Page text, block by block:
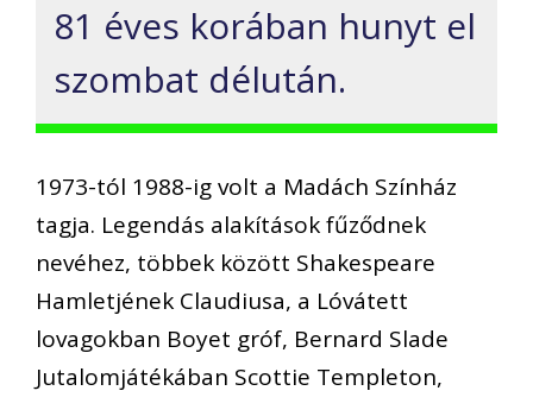
81 éves korában hunyt el
szombat délután.
1973-tól 1988-ig volt a Madách Színház
tagja. Legendás alakítások fűződnek
nevéhez, többek között Shakespeare
Hamletjének Claudiusa, a Lóvátett
lovagokban Boyet gróf, Bernard Slade
Jutalomjátékában Scottie Templeton,